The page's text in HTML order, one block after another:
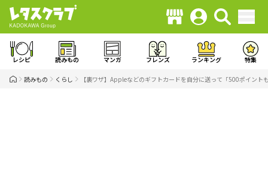
レシピ 読みもの マンガ フレンズ ランキング 特集
読みもの くらし 【裏ワザ】Appleなどのギフトカードを自分に送って「500ポイン